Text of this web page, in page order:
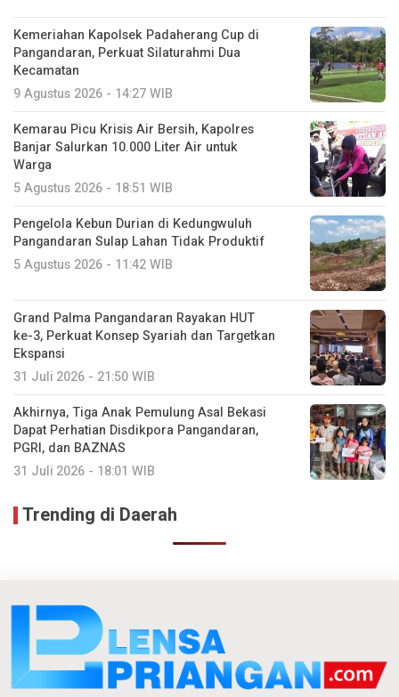
Kemeriahan Kapolsek Padaherang Cup di
Pangandaran, Perkuat Silaturahmi Dua
Kecamatan
9 Agustus 2026 - 14:27 WIB
Kemarau Picu Krisis Air Bersih, Kapolres
Banjar Salurkan 10.000 Liter Air untuk
Warga
5 Agustus 2026 - 18:51 WIB
Pengelola Kebun Durian di Kedungwuluh
Pangandaran Sulap Lahan Tidak Produktif ‎
5 Agustus 2026 - 11:42 WIB
Grand Palma Pangandaran Rayakan HUT
ke-3, Perkuat Konsep Syariah dan Targetkan
Ekspansi
31 Juli 2026 - 21:50 WIB
Akhirnya, Tiga Anak Pemulung Asal Bekasi
Dapat Perhatian Disdikpora Pangandaran,
PGRI, dan BAZNAS
31 Juli 2026 - 18:01 WIB
Trending di Daerah